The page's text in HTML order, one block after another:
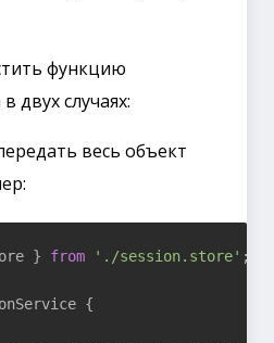
функцию
двух случаях:
весь объект
} from './session.store' ;
{